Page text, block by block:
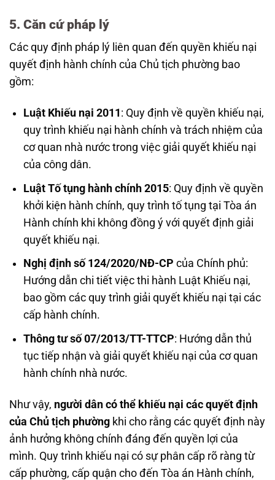
5. Căn cứ pháp lý
Các quy định pháp lý liên quan đến quyền khiếu nại
quyết định hành chính của Chủ tịch phường bao
gồm:
Luật Khiếu nại 2011 : Quy định về quyền khiếu nại,
quy trình khiếu nại hành chính và trách nhiệm của
cơ quan nhà nước trong việc giải quyết khiếu nại
của công dân.
Luật Tố tụng hành chính 2015: Quy định về quyền
khởi kiện hành chính, quy trình tố tụng tại Tòa án
Hành chính khi không đồng ý với quyết định giải
quyết khiếu nại.
Nghị định số 124/2020/NĐ-CP của Chính phủ:
Hướng dẫn chi tiết việc thi hành Luật Khiếu nại,
bao gồm các quy trình giải quyết khiếu nại tại các
cấp hành chính.
Thông tư số 07/2013/TT-TTCP: Hướng dẫn thủ
tục tiếp nhận và giải quyết khiếu nại của cơ quan
hành chính nhà nước.
Như vậy, người dân có thể khiếu nại các quyết định
của Chủ tịch phường khi cho rằng các quyết định này
ảnh hưởng không chính đáng đến quyền lợi của
mình. Quy trình khiếu nại có sự phân cấp rõ ràng từ
cấp phường, cấp quận cho đến Tòa án Hành chính,